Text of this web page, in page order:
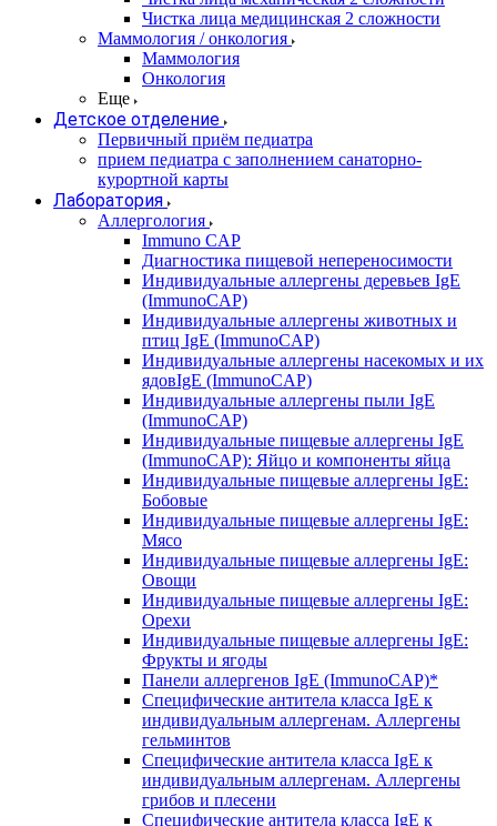
Чистка лица медицинская 2 сложности
Маммология / онкология
Маммология
Онкология
Еще
Детское отделение
Первичный приём педиатра
прием педиатра с заполнением санаторно-
курортной карты
Лаборатория
Аллергология
Immuno CAP
Диагностика пищевой непереносимости
Индивидуальные аллергены деревьев IgE
(ImmunoCAP)
Индивидуальные аллергены животных и
птиц IgE (ImmunoCAP)
Индивидуальные аллергены насекомых и их
ядовIgE (ImmunoCAP)
Индивидуальные аллергены пыли IgE
(ImmunoCAP)
Индивидуальные пищевые аллергены IgE
(ImmunoCAP): Яйцо и компоненты яйца
Индивидуальные пищевые аллергены IgE:
Бобовые
Индивидуальные пищевые аллергены IgE:
Мясо
Индивидуальные пищевые аллергены IgE:
Овощи
Индивидуальные пищевые аллергены IgE:
Орехи
Индивидуальные пищевые аллергены IgE:
Фрукты и ягоды
Панели аллергенов IgE (ImmunoCAP)*
Специфические антитела класса IgE к
индивидуальным аллергенам. Аллергены
гельминтов
Специфические антитела класса IgE к
индивидуальным аллергенам. Аллергены
грибов и плесени
Специфические антитела класса IgE к